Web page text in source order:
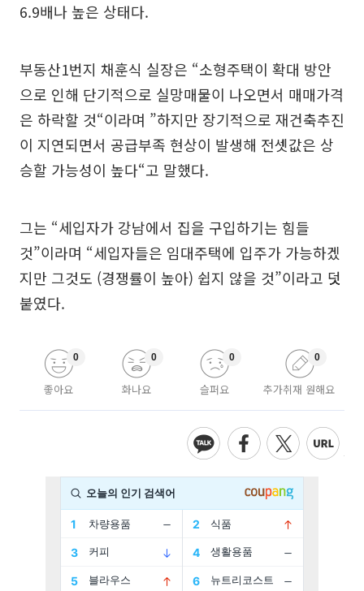
6.9배나 높은 상태다.
부동산1번지 채훈식 실장은 “소형주택이 확대 방안
으로 인해 단기적으로 실망매물이 나오면서 매매가격
은 하락할 것“이라며 ”하지만 장기적으로 재건축추진
이 지연되면서 공급부족 현상이 발생해 전셋값은 상
승할 가능성이 높다“고 말했다.
그는 “세입자가 강남에서 집을 구입하기는 힘들
것”이라며 “세입자들은 임대주택에 입주가 가능하겠
지만 그것도 (경쟁률이 높아) 쉽지 않을 것”이라고 덧
붙였다.
좋아요
0
화나요
0
슬퍼요
0
추가취재 원해요
0